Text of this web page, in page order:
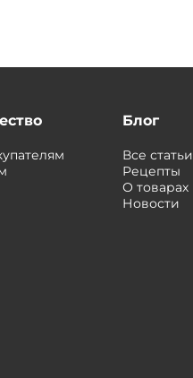
Блог
Все статьи
Рецепты
О товарах
Новости